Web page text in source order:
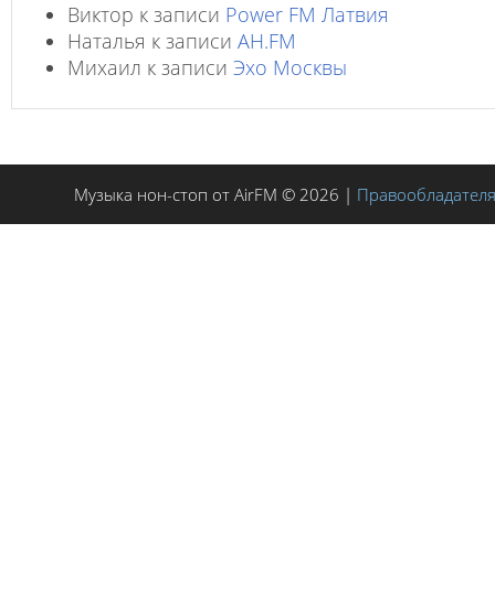
Виктор к записи Power FM Латвия
Наталья к записи AH.FM
Михаил к записи Эхо Москвы
Музыка нон-стоп от AirFM © 2026 |